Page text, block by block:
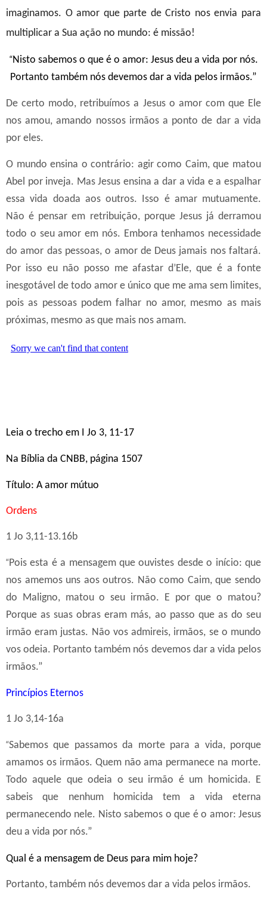
imaginamos. O amor que parte de Cristo nos envia para
multiplicar a Sua ação no mundo: é missão!
“Nisto sabemos o que é o amor: Jesus deu a vida por nós.
Portanto também nós devemos dar a vida pelos irmãos.”
De certo modo, retribuímos a Jesus o amor com que Ele
nos amou, amando nossos irmãos a ponto de dar a vida
por eles.
O mundo ensina o contrário: agir como Caim, que matou
Abel por inveja. Mas Jesus ensina a dar a vida e a espalhar
essa vida doada aos outros. Isso é amar mutuamente.
Não é pensar em retribuição, porque Jesus já derramou
todo o seu amor em nós. Embora tenhamos necessidade
do amor das pessoas, o amor de Deus jamais nos faltará.
Por isso eu não posso me afastar d’Ele, que é a fonte
inesgotável de todo amor e único que me ama sem limites,
pois as pessoas podem falhar no amor, mesmo as mais
próximas, mesmo as que mais nos amam.
Leia o trecho em I Jo 3, 11-17
Na Bíblia da CNBB, página 1507
Título: A amor mútuo
Ordens
1 Jo 3,11-13.16b
“Pois esta é a mensagem que ouvistes desde o início: que
nos amemos uns aos outros. Não como Caim, que sendo
do Maligno, matou o seu irmão. E por que o matou?
Porque as suas obras eram más, ao passo que as do seu
irmão eram justas. Não vos admireis, irmãos, se o mundo
vosodeia. Portanto também nós devemos dar a vida pelos
irmãos.”
Princípios Eternos
1 Jo 3,14-16a
“Sabemos que passamos da morte para a vida, porque
amamos os irmãos. Quem não ama permanece na morte.
Todo aquele que odeia o seu irmão é um homicida. E
sabeis que nenhum homicida tem a vida eterna
permanecendo nele. Nisto sabemos o que é o amor: Jesus
deu a vida por nós.”
Qual é a mensagem de Deus para mim hoje?
Portanto, também nós devemos dar a vida pelos irmãos.